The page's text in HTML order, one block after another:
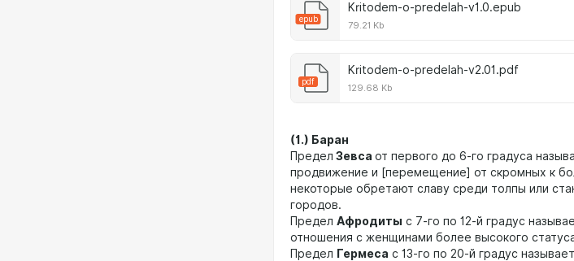
epub
Kritodem-o-predelah-v1.0.epub
79.21 Kb
pdf
Kritodem-o-predelah-v2.01.pdf
129.68 Kb
(1.) Баран
Предел Зевса от первого до 6-го градуса
продвижение и [перемещение] от скромных к
некоторые обретают славу среди толпы или
городов.
Предел Афродиты с 7-го по 12-й градус
отношения с женщинами более высокого
Предел Гермеса с 13-го по 20-й градус